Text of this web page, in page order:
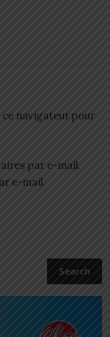
navigateur pour
par e-mail.
e-mail.